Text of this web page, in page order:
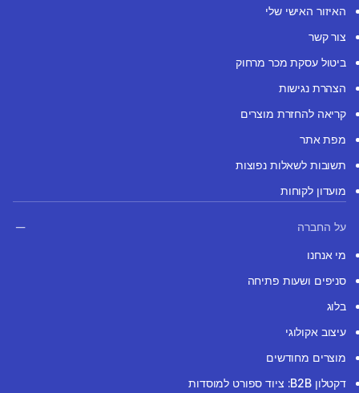
האיזור האישי שלי
צור קשר
ביטול עסקת מכר מרחוק
הצהרת נגישות
קריאה להחזרת מוצרים
מפת אתר
תשובות לשאלות נפוצות
מועדון לקוחות
על החברה
מי אנחנו
סניפים ושעות פתיחה
בלוג
עיצוב אקולוגי
מוצרים מחודשים
דקטלון B2B: ציוד ספורט למוסדות